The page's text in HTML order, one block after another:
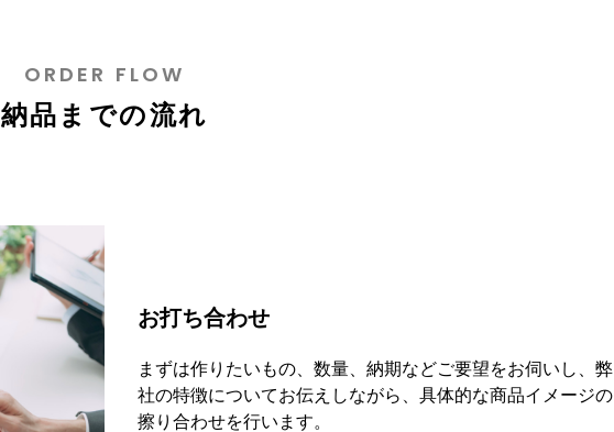
ORDER FLOW
納品までの流れ
お打ち合わせ
まずは作りたいもの、数量、納期などご要望をお伺いし、弊
社の特徴についてお伝えしながら、具体的な商品イメージの
擦り合わせを行います。